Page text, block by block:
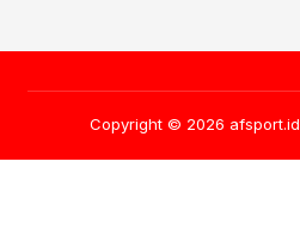
Copyright © 2026 afsport.id